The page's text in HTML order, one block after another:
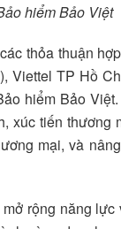
hiểm Bảo Việt
thỏa thuận
Viettel TP Hồ
hiểm Bảo
xúc tiến thương
mại, và
rộng năng